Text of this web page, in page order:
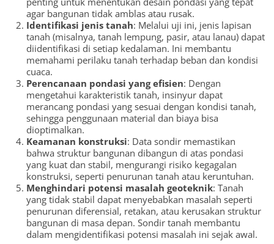
agar bangunan tidak amblas atau rusak.
Identifikasi jenis tanah: Melalui uji ini, jenis lapisan
tanah (misalnya, tanah lempung, pasir, atau lanau) dapat
diidentifikasi di setiap kedalaman. Ini membantu
memahami perilaku tanah terhadap beban dan kondisi
cuaca.
Perencanaan pondasi yang efisien: Dengan
mengetahui karakteristik tanah, insinyur dapat
merancang pondasi yang sesuai dengan kondisi tanah,
sehingga penggunaan material dan biaya bisa
dioptimalkan.
Keamanan konstruksi: Data sondir memastikan
bahwa struktur bangunan dibangun di atas pondasi
yang kuat dan stabil, mengurangi risiko kegagalan
konstruksi, seperti penurunan tanah atau keruntuhan.
Menghindari potensi masalah geoteknik: Tanah
yang tidak stabil dapat menyebabkan masalah seperti
penurunan diferensial, retakan, atau kerusakan struktur
bangunan di masa depan. Sondir tanah membantu
dalam mengidentifikasi potensi masalah ini sejak awal.